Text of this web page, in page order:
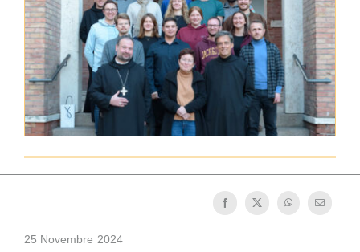
NEXUS
Archivio OSB.org
25 Novembre 2024